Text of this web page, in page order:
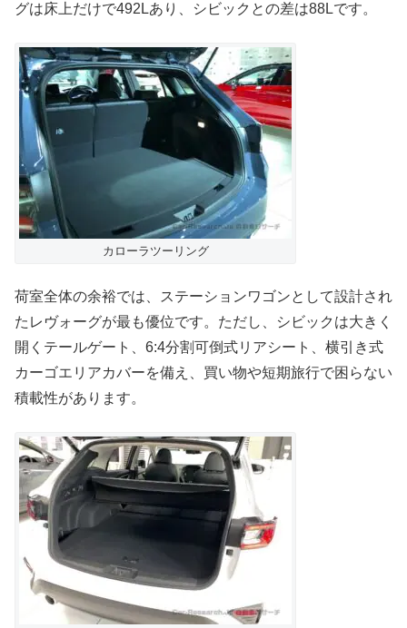
グは床上だけで492Lあり、シビックとの差は88Lです。
カローラツーリング
荷室全体の余裕では、ステーションワゴンとして設計され
たレヴォーグが最も優位です。ただし、シビックは大きく
開くテールゲート、6:4分割可倒式リアシート、横引き式
カーゴエリアカバーを備え、買い物や短期旅行で困らない
積載性があります。